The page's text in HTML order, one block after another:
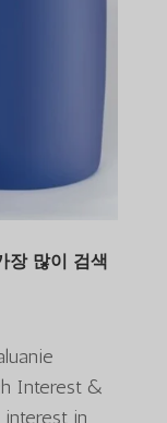
장 많이 검색
Interest &
in